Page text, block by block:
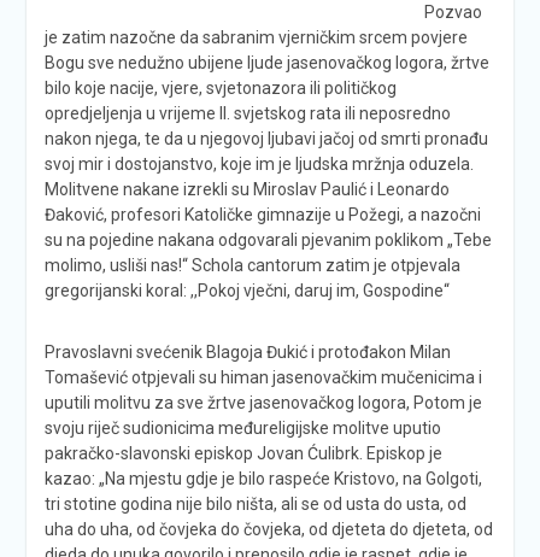
Pozvao
je zatim nazočne da sabranim vjerničkim srcem povjere
Bogu sve nedužno ubijene ljude jasenovačkog logora, žrtve
bilo koje nacije, vjere, svjetonazora ili političkog
opredjeljenja u vrijeme II. svjetskog rata ili neposredno
nakon njega, te da u njegovoj ljubavi jačoj od smrti pronađu
svoj mir i dostojanstvo, koje im je ljudska mržnja oduzela.
Molitvene nakane izrekli su Miroslav Paulić i Leonardo
Đaković, profesori Katoličke gimnazije u Požegi, a nazočni
su na pojedine nakana odgovarali pjevanim poklikom „Tebe
molimo, usliši nas!“ Schola cantorum zatim je otpjevala
gregorijanski koral: ,,Pokoj vječni, daruj im, Gospodine“
Pravoslavni svećenik Blagoja Đukić i protođakon Milan
Tomašević otpjevali su himan jasenovačkim mučenicima i
uputili molitvu za sve žrtve jasenovačkog logora, Potom je
svoju riječ sudionicima međureligijske molitve uputio
pakračko-slavonski episkop Jovan Ćulibrk. Episkop je
kazao: „Na mjestu gdje je bilo raspeće Kristovo, na Golgoti,
tri stotine godina nije bilo ništa, ali se od usta do usta, od
uha do uha, od čovjeka do čovjeka, od djeteta do djeteta, od